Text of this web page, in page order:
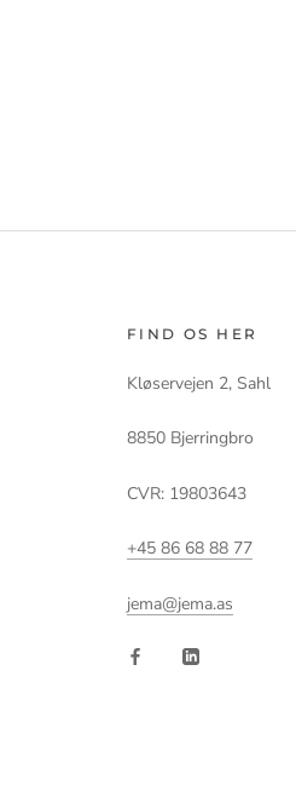
FIND OS HER
Kløservejen 2, Sahl
8850 Bjerringbro
CVR: 19803643
+45 86 68 88 77
jema@jema.as